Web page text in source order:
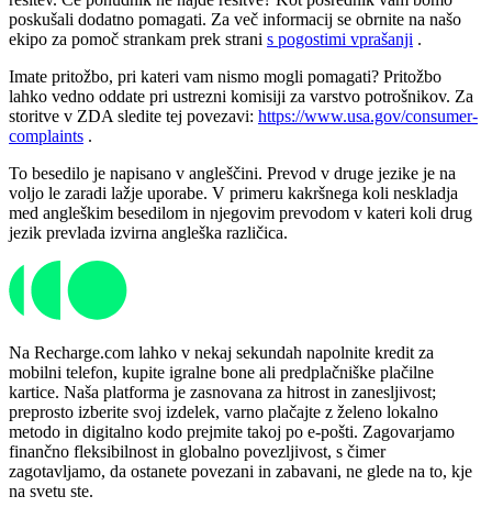
poskušali dodatno pomagati. Za več informacij se obrnite na našo
ekipo za pomoč strankam prek strani s pogostimi vprašanji .
Imate pritožbo, pri kateri vam nismo mogli pomagati? Pritožbo
lahko vedno oddate pri ustrezni komisiji za varstvo potrošnikov. Za
storitve v ZDA sledite tej povezavi: https://www.usa.gov/consumer-
complaints .
To besedilo je napisano v angleščini. Prevod v druge jezike je na
voljo le zaradi lažje uporabe. V primeru kakršnega koli neskladja
med angleškim besedilom in njegovim prevodom v kateri koli drug
jezik prevlada izvirna angleška različica.
Na Recharge.com lahko v nekaj sekundah napolnite kredit za
mobilni telefon, kupite igralne bone ali predplačniške plačilne
kartice. Naša platforma je zasnovana za hitrost in zanesljivost;
preprosto izberite svoj izdelek, varno plačajte z želeno lokalno
metodo in digitalno kodo prejmite takoj po e-pošti. Zagovarjamo
finančno fleksibilnost in globalno povezljivost, s čimer
zagotavljamo, da ostanete povezani in zabavani, ne glede na to, kje
na svetu ste.